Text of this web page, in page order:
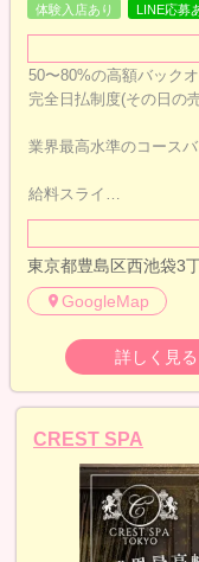
体験入店あり LINE応募
50〜80%の高額バック
完全日払制度(その日の
業界最高水準のコース
給料スライ…
東京都豊島区西池袋3
GoogleMap
詳しく見る
CREST SPA